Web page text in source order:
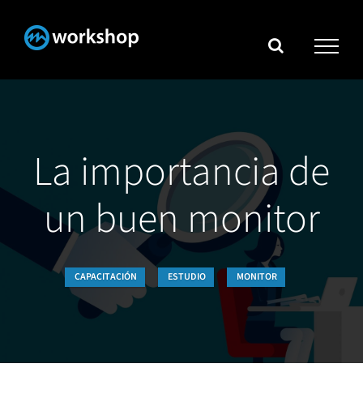
La importancia de
un buen monitor
CAPACITACIÓN ESTUDIO MONITOR